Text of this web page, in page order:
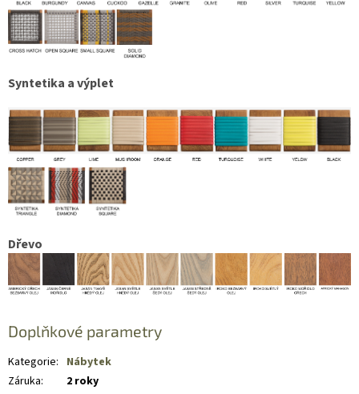
Syntetika a výplet
Dřevo
Doplňkové parametry
Kategorie: Nábytek
Záruka: 2 roky